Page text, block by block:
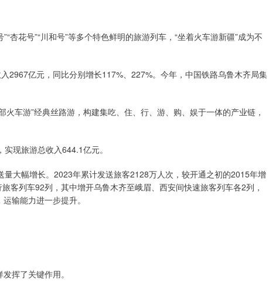
杏花号”“川和号”等多个特色鲜明的旅游列车，“坐着火车游新疆”成为不
2967亿元，同比分别增长117%、227%。今年，中国铁路乌鲁木齐局集
车游”经典丝路游，构建集吃、住、行、游、购、娱于一体的产业链，
现旅游总收入644.1亿元。
大幅增长。2023年累计发送旅客2128万人次，较开通之初的2015年增
客列车92列，其中增开乌鲁木齐至峨眉、西安间快速旅客列车各2列，
输能力进一步提升。
挥了关键作用。